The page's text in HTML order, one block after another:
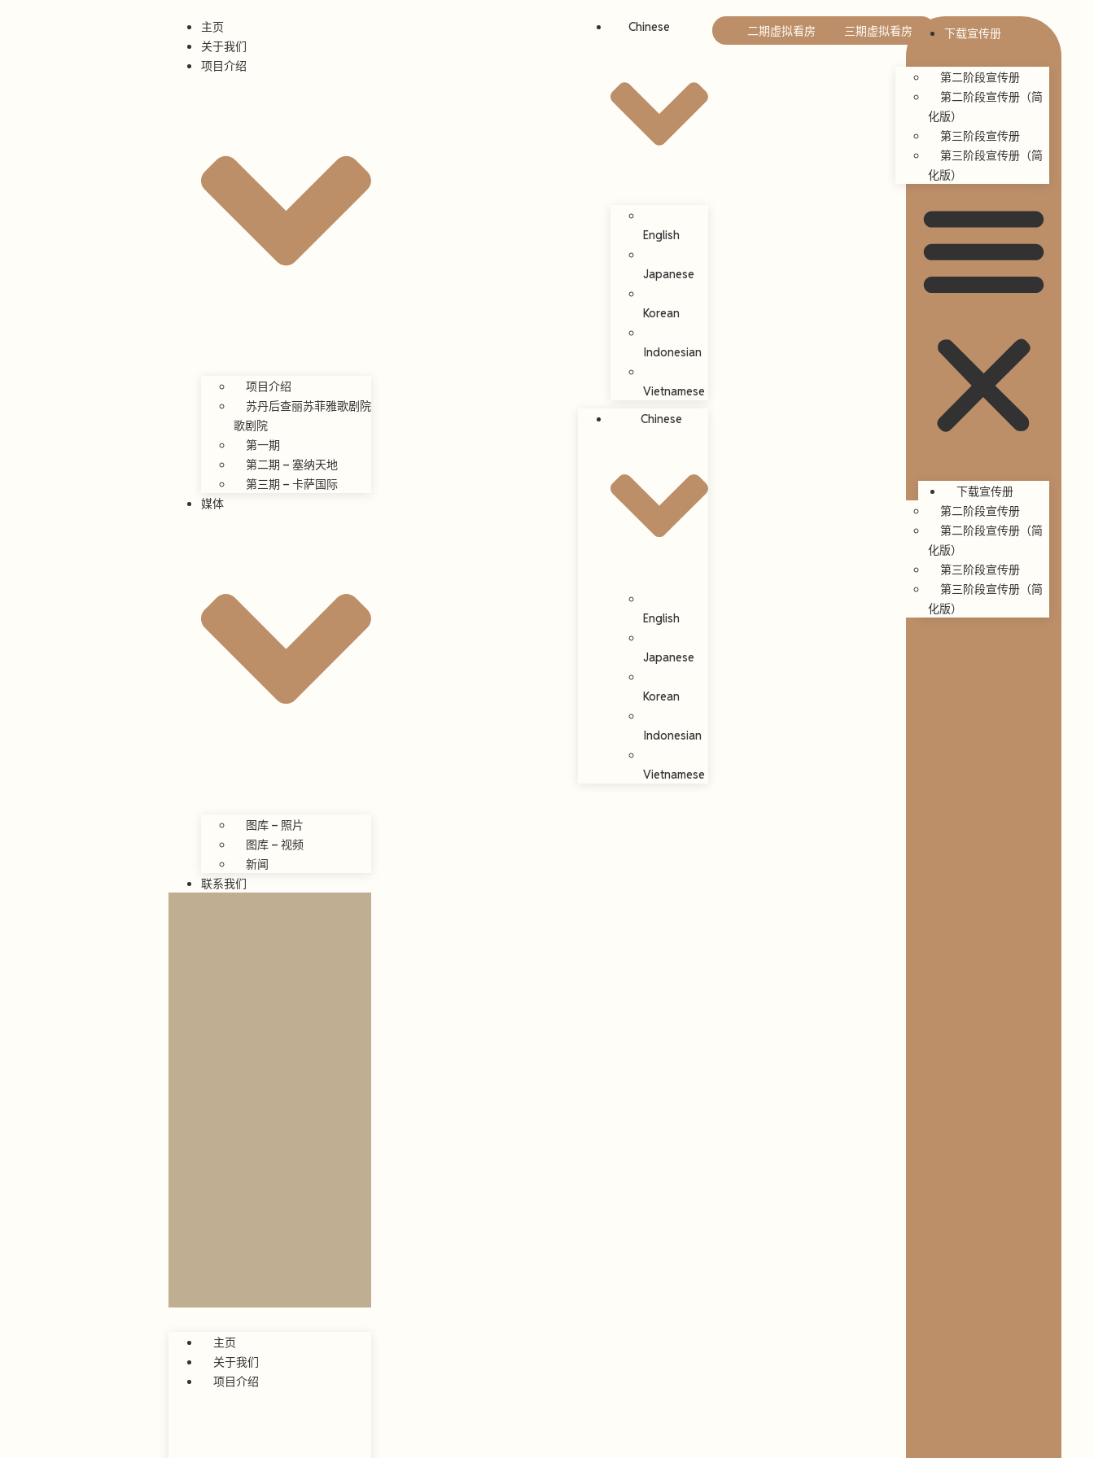
主页
关于我们
项目介绍
项目介绍
苏丹后查丽苏菲雅歌剧院
歌剧院
第一期
第二期 – 塞纳天地
第三期 – 卡萨国际
媒体
图库 – 照片
图库 – 视频
新闻
联系我们
主页
关于我们
项目介绍
Chinese
English
Japanese
Korean
Indonesian
Vietnamese
Chinese
English
Japanese
Korean
Indonesian
Vietnamese
二期虚拟看房 三期虚拟看房 下载宣传册
第二阶段宣传册
第二阶段宣传册（简
化版）
第三阶段宣传册
第三阶段宣传册（简
化版）
下载宣传册
第二阶段宣传册
第二阶段宣传册（简
化版）
第三阶段宣传册
第三阶段宣传册（简
化版）